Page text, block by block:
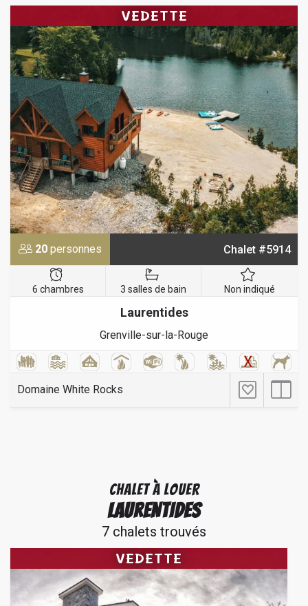
VEDETTE
20 personnes Chalet #5914
6 chambres 3 salles de bain Non indiqué
Laurentides
Grenville-sur-la-Rouge
Domaine White Rocks
CHALET À LOUER
LAURENTIDES
7 chalets trouvés
VEDETTE